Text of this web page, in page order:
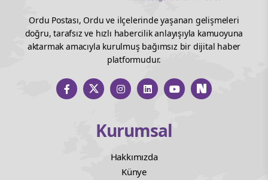
Ordu Postası, Ordu ve ilçelerinde yaşanan gelişmeleri
doğru, tarafsız ve hızlı habercilik anlayışıyla kamuoyuna
aktarmak amacıyla kurulmuş bağımsız bir dijital haber
platformudur.
Kurumsal
Hakkımızda
Künye